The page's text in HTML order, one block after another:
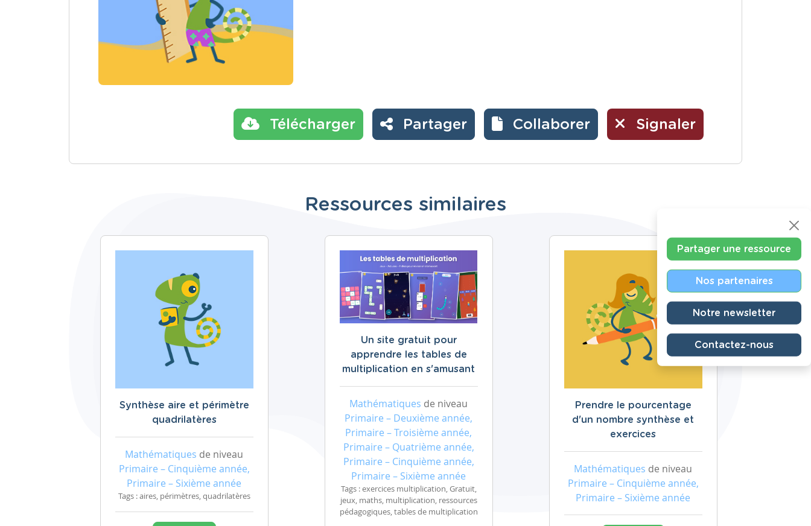
Télécharger Partager Collaborer Signaler
Ressources similaires
Synthèse aire et périmètre
quadrilatères
Mathématiques de niveau
Primaire – Cinquième année,
Primaire – Sixième année
Tags : aires, périmètres, quadrilatères
Un site gratuit pour
apprendre les tables de
multiplication en s'amusant
Mathématiques de niveau
Primaire – Deuxième année,
Primaire – Troisième année,
Primaire – Quatrième année,
Primaire – Cinquième année,
Primaire – Sixième année
Tags : exercices multiplication, Gratuit,
jeux, maths, multiplication, ressources
pédagogiques, tables de multiplication
Prendre le pourcentage
d'un nombre synthèse et
exercices
Mathématiques de niveau
Primaire – Cinquième année,
Primaire – Sixième année
Partager une ressource
Nos partenaires
Notre newsletter
Contactez-nous